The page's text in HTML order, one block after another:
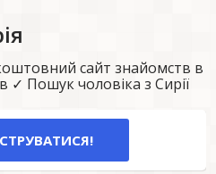
сайт знайомств в
✓ Пошук чоловіка з Сирії